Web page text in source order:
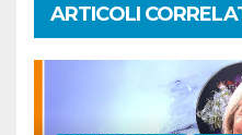
ARTICOLI